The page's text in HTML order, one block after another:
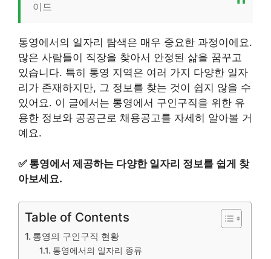
이드
통영에서의 일자리 탐색은 매우 중요한 과정이에요.
많은 사람들이 직장을 찾아서 안정된 삶을 꿈꾸고
있습니다. 특히 통영 지역은 여러 가지 다양한 일자
리가 존재하지만, 그 정보를 찾는 것이 쉽지 않을 수
있어요. 이 글에서는 통영에서 구인구직을 위한 유
용한 정보와 공공근로 채용공고를 자세히 알아볼 거
예요.
✅ 통영에서 제공하는 다양한 일자리 정보를 쉽게 찾
아보세요.
Table of Contents
통영의 구인구직 현황
통영에서의 일자리 종류